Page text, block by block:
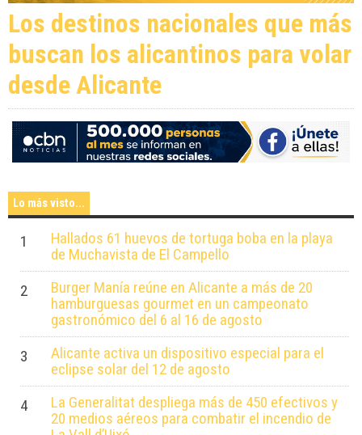
Los destinos nacionales que más
buscan los alicantinos para volar
desde Alicante
Lo más visto...
1
Hallados 61 huevos de tortuga boba en la playa
de Muchavista de El Campello
2
Burger Manía reúne en Alicante a más de 20
hamburguesas gourmet en un campeonato
gastronómico del 6 al 16 de agosto
3
Alicante activa un dispositivo especial para el
eclipse solar del 12 de agosto
4
La Generalitat despliega más de 450 efectivos y
20 medios aéreos para combatir el incendio de